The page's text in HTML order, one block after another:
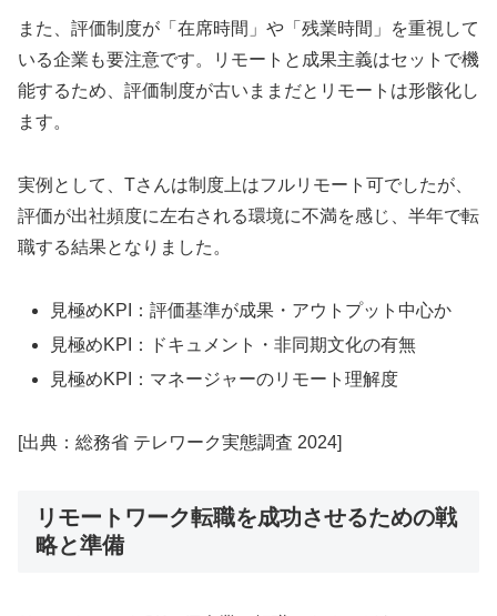
また、評価制度が「在席時間」や「残業時間」を重視して
いる企業も要注意です。リモートと成果主義はセットで機
能するため、評価制度が古いままだとリモートは形骸化し
ます。
実例として、Tさんは制度上はフルリモート可でしたが、
評価が出社頻度に左右される環境に不満を感じ、半年で転
職する結果となりました。
見極めKPI：評価基準が成果・アウトプット中心か
見極めKPI：ドキュメント・非同期文化の有無
見極めKPI：マネージャーのリモート理解度
[出典：総務省 テレワーク実態調査 2024]
リモートワーク転職を成功させるための戦
略と準備